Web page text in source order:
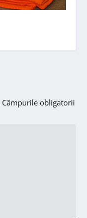
Câmpurile obligatorii